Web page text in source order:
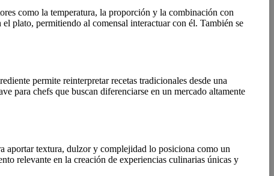
como la temperatura, la proporción y la combinación con
plato, permitiendo al comensal interactuar con él. También se
permite reinterpretar recetas tradicionales desde una
para chefs que buscan diferenciarse en un mercado altamente
aportar textura, dulzor y complejidad lo posiciona como un
relevante en la creación de experiencias culinarias únicas y